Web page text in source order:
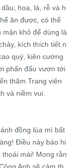
hoa, lá, rễ và h
ăn được, có thể
khô để dùng là
kích thích tiết n
quý, kiên cường
phấn đấu vươn tới
thăm Trang viên
và niềm vui.
đồng lúa mì bất
Điều này báo hi
mái! Mong rằn
Anh sẽ cảm th